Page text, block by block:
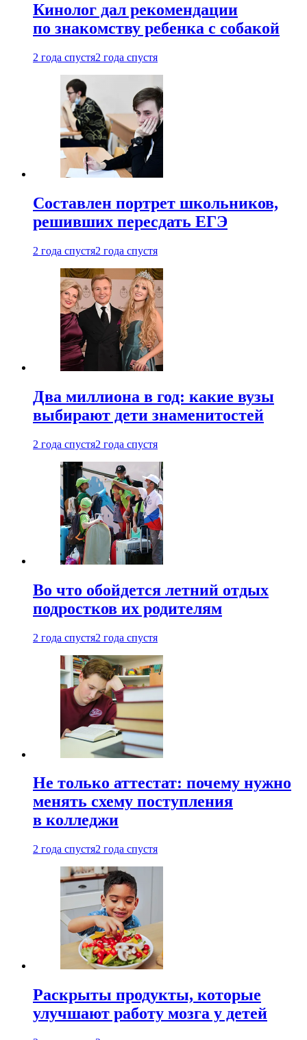
Кинолог дал рекомендации
по знакомству ребенка с собакой
2 года спустя2 года спустя
Составлен портрет школьников,
решивших пересдать ЕГЭ
2 года спустя2 года спустя
Два миллиона в год: какие вузы
выбирают дети знаменитостей
2 года спустя2 года спустя
Во что обойдется летний отдых
подростков их родителям
2 года спустя2 года спустя
Не только аттестат: почему нужно
менять схему поступления
в колледжи
2 года спустя2 года спустя
Раскрыты продукты, которые
улучшают работу мозга у детей